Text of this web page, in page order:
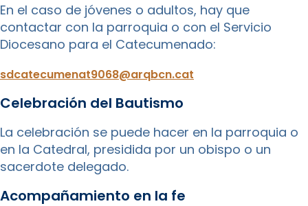
En el caso de jóvenes o adultos, hay que
contactar con la parroquia o con el Servicio
Diocesano para el Catecumenado:
sdcatecumenat9068@arqbcn.cat
Celebración del Bautismo
La celebración se puede hacer en la parroquia o
en la Catedral, presidida por un obispo o un
sacerdote delegado.
Acompañamiento en la fe